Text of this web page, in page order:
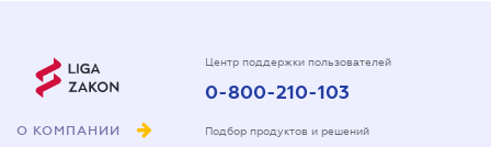
О КОМПАНИИ
Центр поддержки пользователей
0-800-210-103
Подбор продуктов и решений